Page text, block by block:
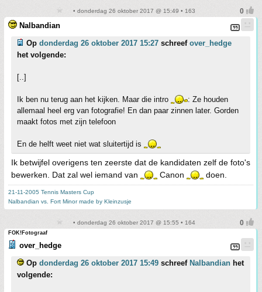
• donderdag 26 oktober 2017 @ 15:49 • 163
Nalbandian
Op donderdag 26 oktober 2017 15:27 schreef over_hedge
het volgende:
[..]
Ik ben nu terug aan het kijken. Maar die intro
: Ze houden
allemaal heel erg van fotografie! En dan paar zinnen later. Gorden
maakt fotos met zijn telefoon
En de helft weet niet wat sluitertijd is
Ik betwijfel overigens ten zeerste dat de kandidaten zelf de foto's
bewerken. Dat zal wel iemand van
Canon doen.
21-11-2005 Tennis Masters Cup
Nalbandian vs. Fort Minor made by Kleinzusje
• donderdag 26 oktober 2017 @ 15:55 • 164
FOK!Fotograaf
over_hedge
Op donderdag 26 oktober 2017 15:49 schreef Nalbandian het
volgende: